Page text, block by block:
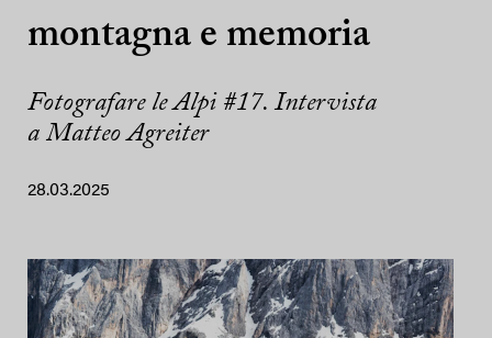
montagna e memoria
Fotografare le Alpi #17. Intervista
a Matteo Agreiter
28.03.2025